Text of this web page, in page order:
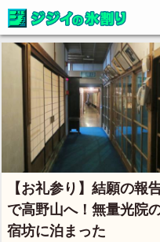
【お礼参り】結願の報
で高野山へ！無量光院
宿坊に泊まった